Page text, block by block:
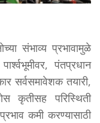
संभाव्य प्रभावामुळे
पंतप्रधान
सर्वसमावेशक तयारी,
कृतीसह परिस्थिती
कमी करण्यासाठी